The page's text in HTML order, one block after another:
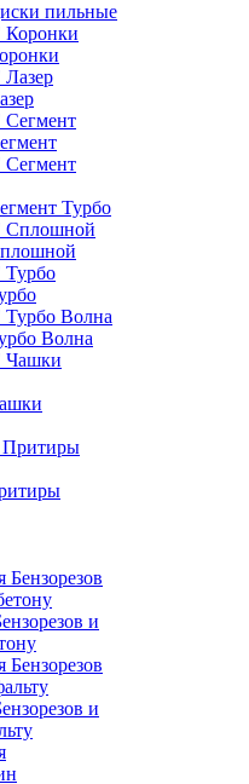
пильные
Турбо
Волна
и
и